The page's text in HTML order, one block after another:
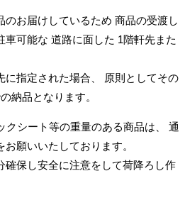
のお届けしているため 商品の受渡し
車可能な 道路に面した 1階軒先また
に指定された場合、 原則としてその
納品となります。
クシート等の重量のある商品は、 通
願いいたしております。
確保し安全に注意をして荷降ろし作